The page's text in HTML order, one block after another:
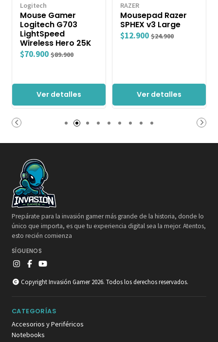
Logitech
Mouse Gamer
Logitech G703
LightSpeed
Wireless Hero 25K
$70.900 $89.900
Ver detalles
RAZER
Mousepad Razer
SPHEX v3 Large
$12.900 $24.900
Ver detalles
Prepárate para la invasión gamer más grande de la historia, donde lo
único que importa, es que tu experiencia digital sea la mejor. Atentos,
esto recién comienza
SÍGUENOS
Copyright Invasión Gamer 2026. Todos los derechos reservados.
CATEGORÍAS
Accesorios y Periféricos
Notebooks